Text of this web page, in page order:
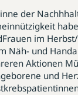
der
im
Näh- und
Aktionen
und